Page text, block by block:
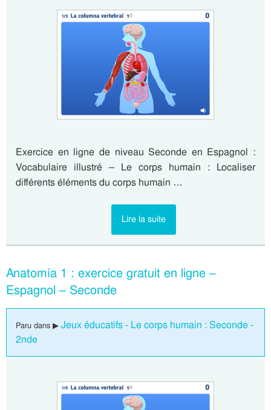
Exercice en ligne de niveau Seconde en Espagnol :
Vocabulaire illustré – Le corps humain : Localiser
différents éléments du corps humain …
Lire la suite
Anatomía 1 : exercice gratuit en ligne –
Espagnol – Seconde
Paru dans ▶ Jeux éducatifs - Le corps humain : Seconde -
2nde